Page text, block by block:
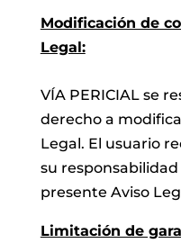
Modificación de
Legal:
VÍA PERICIAL se
derecho a
Legal. El usuario
su
presente Aviso
Limitación de